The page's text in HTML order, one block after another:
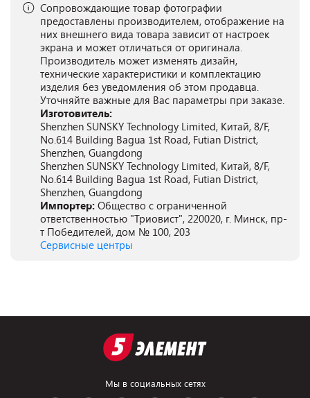
Сопровождающие товар фотографии
предоставлены производителем, отображение на
них внешнего вида товара зависит от настроек
экрана и может отличаться от оригинала.
Производитель может изменять дизайн,
технические характеристики и комплектацию
изделия без уведомления об этом продавца.
Уточняйте важные для Вас параметры при заказе.
Изготовитель:
Shenzhen SUNSKY Technology Limited, Китай, 8/F,
No.614 Building Bagua 1st Road, Futian District,
Shenzhen, Guangdong
Shenzhen SUNSKY Technology Limited, Китай, 8/F,
No.614 Building Bagua 1st Road, Futian District,
Shenzhen, Guangdong
Импортер: Общество с ограниченной
ответственностью "Триовист", 220020, г. Минск, пр-
т Победителей, дом № 100, 203
Сервисные центры
Мы в социальных сетях